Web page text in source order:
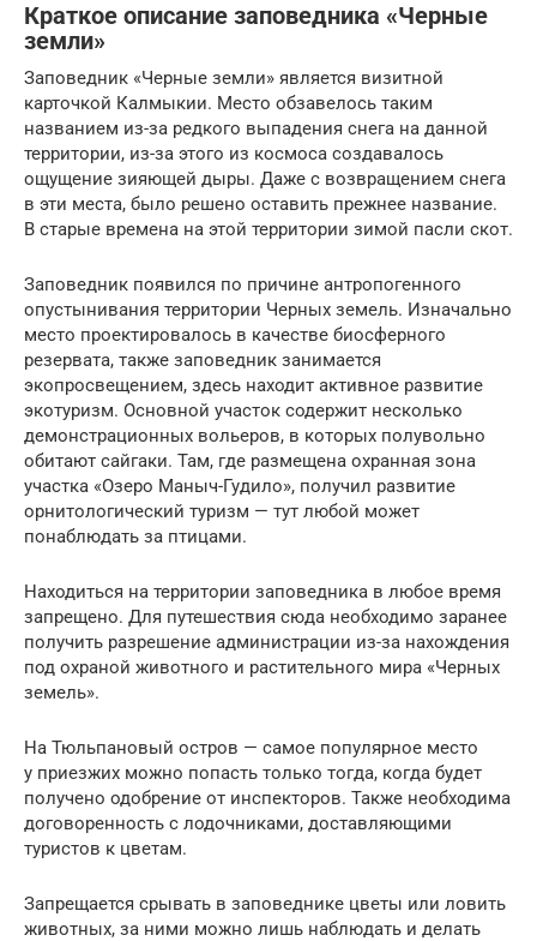
Краткое описание заповедника «Черные
земли»
Заповедник «Черные земли» является визитной
карточкой Калмыкии. Место обзавелось таким
названием из-за редкого выпадения снега на данной
территории, из-за этого из космоса создавалось
ощущение зияющей дыры. Даже с возвращением снега
в эти места, было решено оставить прежнее название.
В старые времена на этой территории зимой пасли скот.
Заповедник появился по причине антропогенного
опустынивания территории Черных земель. Изначально
место проектировалось в качестве биосферного
резервата, также заповедник занимается
экопросвещением, здесь находит активное развитие
экотуризм. Основной участок содержит несколько
демонстрационных вольеров, в которых полувольно
обитают сайгаки. Там, где размещена охранная зона
участка «Озеро Маныч-Гудило», получил развитие
орнитологический туризм — тут любой может
понаблюдать за птицами.
Находиться на территории заповедника в любое время
запрещено. Для путешествия сюда необходимо заранее
получить разрешение администрации из-за нахождения
под охраной животного и растительного мира «Черных
земель».
На Тюльпановый остров — самое популярное место
у приезжих можно попасть только тогда, когда будет
получено одобрение от инспекторов. Также необходима
договоренность с лодочниками, доставляющими
туристов к цветам.
Запрещается срывать в заповеднике цветы или ловить
животных, за ними можно лишь наблюдать и делать